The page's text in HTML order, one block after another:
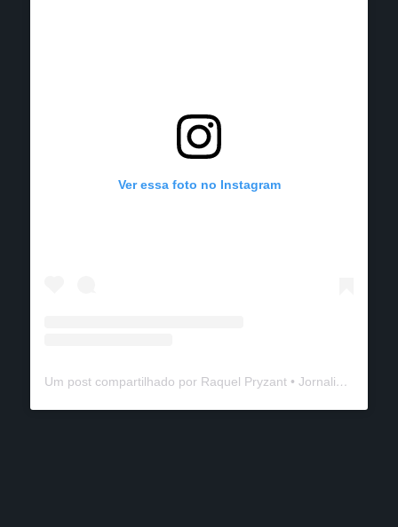
Ver essa foto no Instagram
Um post compartilhado por Raquel Pryzant • Jornalismo de Viagem (@solanomundo)